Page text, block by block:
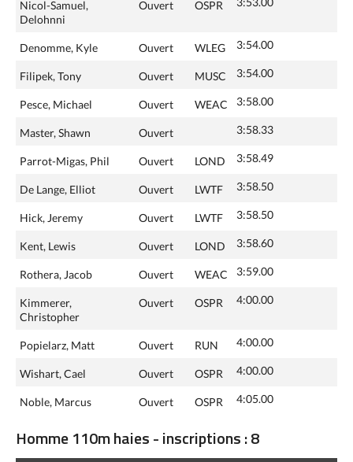
Nicol-Samuel,
Delohnni
Ouvert OSPR
Denomme, Kyle Ouvert WLEG 3:54.00
Filipek, Tony Ouvert MUSC 3:54.00
Pesce, Michael Ouvert WEAC 3:58.00
Master, Shawn Ouvert 3:58.33
Parrot-Migas, Phil Ouvert LOND 3:58.49
De Lange, Elliot Ouvert LWTF 3:58.50
Hick, Jeremy Ouvert LWTF 3:58.50
Kent, Lewis Ouvert LOND 3:58.60
Rothera, Jacob Ouvert WEAC 3:59.00
Kimmerer,
Christopher
Ouvert OSPR 4:00.00
Popielarz, Matt Ouvert RUN 4:00.00
Wishart, Cael Ouvert OSPR 4:00.00
Noble, Marcus Ouvert OSPR 4:05.00
Homme 110m haies - inscriptions : 8